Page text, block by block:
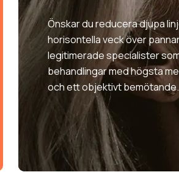
Önskar du reducera djupa
horisontella veck över
legitimerade specialister
behandlingar med högsta
och ett objektivt bemötande.